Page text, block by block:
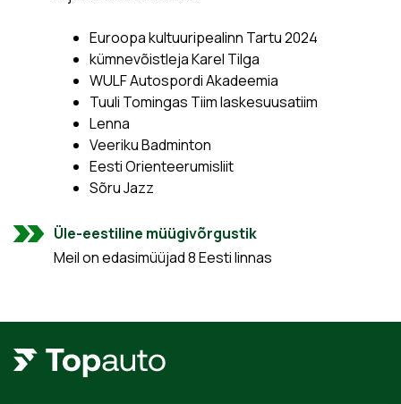
Euroopa kultuuripealinn Tartu 2024
kümnevõistleja Karel Tilga
WULF Autospordi Akadeemia
Tuuli Tomingas Tiim laskesuusatiim
Lenna
Veeriku Badminton
Eesti Orienteerumisliit
Sõru Jazz
Üle-eestiline müügivõrgustik
Meil on edasimüüjad 8 Eesti linnas